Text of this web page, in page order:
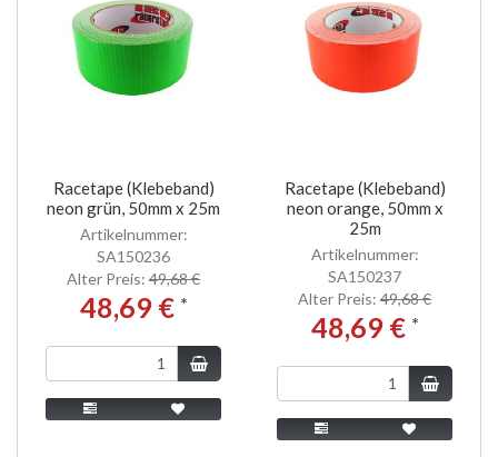
Racetape (Klebeband)
neon grün, 50mm x 25m
Artikelnummer:
SA150236
Alter Preis: 49,68 €
48,69 € *
Racetape (Klebeband)
neon orange, 50mm x
25m
Artikelnummer:
SA150237
Alter Preis: 49,68 €
48,69 € *